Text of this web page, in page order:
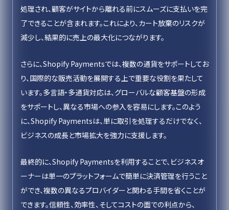
処理され、顧客がサイトから離れる前にスムーズに支払いを完
了できることが含まれます。これにより、カート放棄のリスクが
減少し、結果的に売上の最大化につながります。
さらに、Shopify Paymentsでは、複数の通貨をサポートしてお
り、国際的な販売活動を展開する上で重要な役割を果たして
います。多言語・多通貨対応は、グローバルな顧客基盤の形成
をサポートし、異なる市場への参入を容易にします。このよう
に、Shopify Paymentsは、単に取引を処理するだけでなく、
ビジネスの成長と市場拡大を強力に支援します。
最終的に、Shopify Paymentsを利用することで、ビジネスオ
ーナーは単一のプラットフォームで簡単に決済管理を行うこと
ができ、複数の異なるプロバイダーと関わる手間を省くことが
できます。信頼性、効率性、そしてコストの面での利点から、